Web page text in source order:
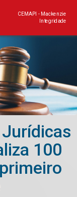
CEMAPI - Mackenzie
Integridade
100